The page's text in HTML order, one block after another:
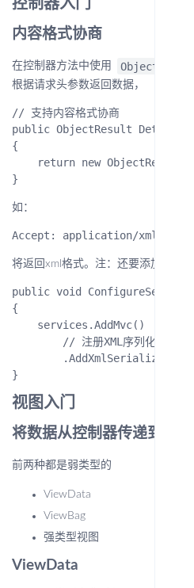
控制器入门
内容格式协商
在控制器方法中使用 ObjectResult
根据请求头参数返回数据，
// 支持内容格式协商
public ObjectResult
{
return new
如：
将返回xml格式。注：还要添加xml序
public void
{
    services.AddMvc()
        // 注册XML序列化器
视图入门
将数据从控制器传递到视图
前两种都是弱类型的
ViewData
ViewBag
强类型视图
ViewData